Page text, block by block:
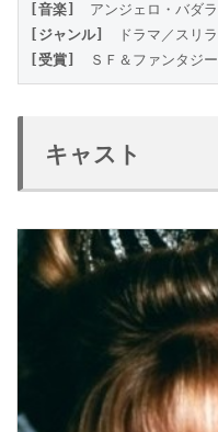
[音楽]
アンジェロ・バダ
[ジャンル]
ドラマ／スリ
[受賞]
ＳＦ＆ファンタジ
キャスト